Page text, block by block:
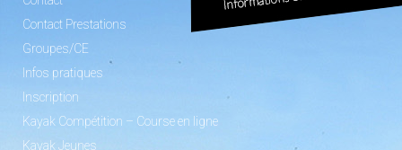
Contact Prestations
Groupes/CE
Infos pratiques
Inscription
Kayak Compétition – Course en ligne
Kayak Jeunes